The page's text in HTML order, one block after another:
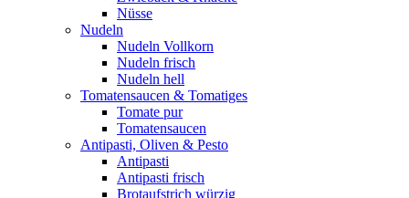
Nüsse
Nudeln
Nudeln Vollkorn
Nudeln frisch
Nudeln hell
Tomatensaucen & Tomatiges
Tomate pur
Tomatensaucen
Antipasti, Oliven & Pesto
Antipasti
Antipasti frisch
Brotaufstrich würzig